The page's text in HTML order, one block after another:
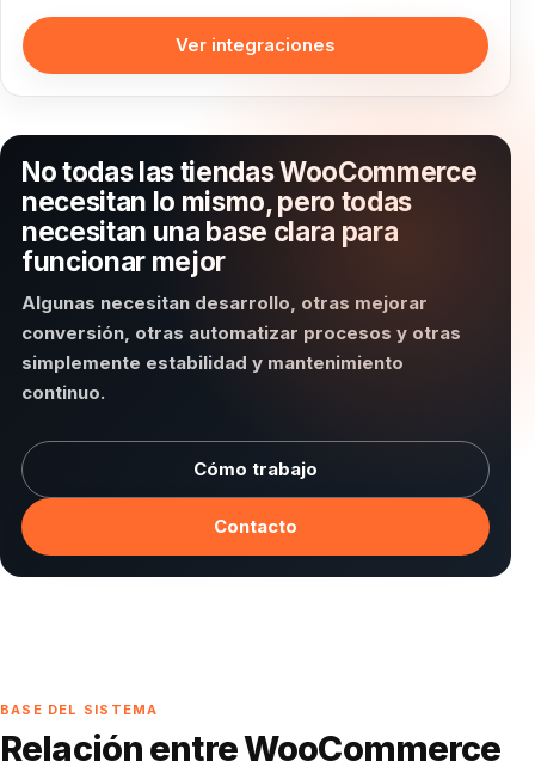
Ver integraciones
No todas las tiendas WooCommerce
necesitan lo mismo, pero todas
necesitan una base clara para
funcionar mejor
Algunas necesitan desarrollo, otras mejorar
conversión, otras automatizar procesos y otras
simplemente estabilidad y mantenimiento
continuo.
Cómo trabajo
Contacto
BASE DEL SISTEMA
Relación entre WooCommerce